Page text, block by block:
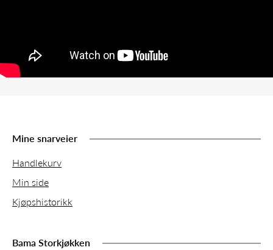
Mine snarveier
Handlekurv
Min side
Kjøpshistorikk
Bama Storkjøkken